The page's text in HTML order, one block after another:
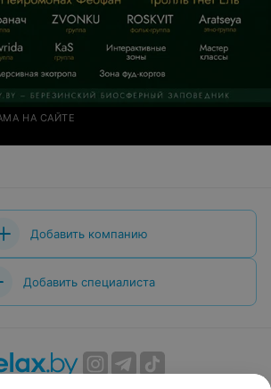
НА САЙТЕ
Добавить компанию
Добавить специалиста